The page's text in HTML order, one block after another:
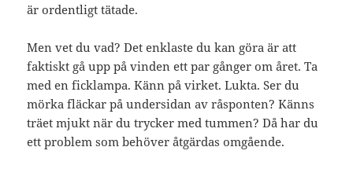
är ordentligt tätade.
Men vet du vad? Det enklaste du kan göra är att
faktiskt gå upp på vinden ett par gånger om året. Ta
med en ficklampa. Känn på virket. Lukta. Ser du
mörka fläckar på undersidan av råsponten? Känns
träet mjukt när du trycker med tummen? Då har du
ett problem som behöver åtgärdas omgående.